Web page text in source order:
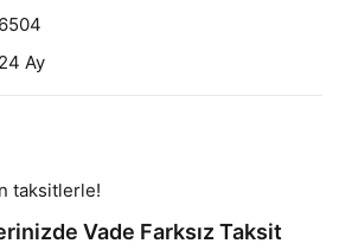
6504
24 Ay
taksitlerle!
Vade Farksız Taksit